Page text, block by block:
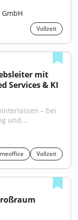
Vollzeit
mit
Services & KI
– bei
und...
Vollzeit